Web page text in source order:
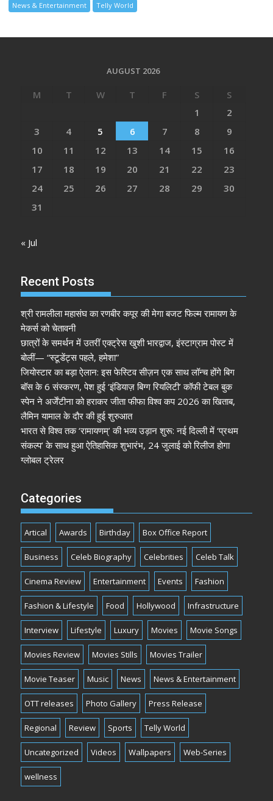
News & Entertainment
Telly World
AUGUST 2026
M T W T F S
S
1
2
3
4 5 6 7 8
9
10
11 12 13 14 15
16
17
18 19 20 21 22
23
24
25 26 27 28 29
30
31
« Jul
Recent Posts
श्री रामलीला महासंघ का रणबीर कपूर की मेगा बजट फिल्म रामायण के
मेकर्स को चेतावनी
छात्रों के समर्थन में उतरीं एक्ट्रेस खुशी भारद्वाज, इंस्टाग्राम पोस्ट में
बोलीं— “स्टूडेंट्स पहले, हमेशा”
जियोस्टार का बड़ा ऐलान: इस फेस्टिव सीज़न एक साथ लॉन्च होंगे बिग
बॉस के 6 संस्करण, पेश हुई ‘इंडियाज़ बिग्ग रियलिटी’ कॉफी टेबल बुक
स्पेन ने अर्जेंटीना को हराकर जीता फीफा विश्व कप 2026 का खिताब,
लैमिन यामाल के दौर की हुई शुरुआत
भारत से विश्व तक ‘रामायणम्’ की भव्य उड़ान शुरू: नई दिल्ली में ‘प्रथम
संकल्प’ के साथ हुआ ऐतिहासिक शुभारंभ, 24 जुलाई को रिलीज होगा
ग्लोबल ट्रेलर
Categories
Artical Awards Birthday Box Office Report
Business Celeb Biography Celebrities Celeb Talk
Cinema Review Entertainment Events Fashion
Fashion & Lifestyle Food Hollywood Infrastructure
Interview Lifestyle Luxury Movies Movie Songs
Movies Review Movies Stills Movies Trailer
Movie Teaser Music News News & Entertainment
OTT releases Photo Gallery Press Release
Regional Review Sports Telly World
Uncategorized Videos Wallpapers Web-Series
wellness